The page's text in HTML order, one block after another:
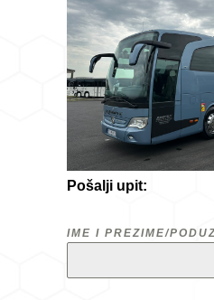
Pošalji upit:
IME I PREZIME/